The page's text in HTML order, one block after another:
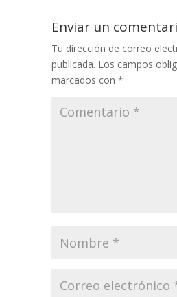
Enviar un
Tu dirección de correo
publicada. Los campos
marcados con *